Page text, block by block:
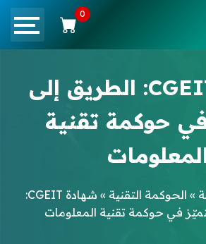
0
شهادة CGEIT: الطريق إلى
في حوكمة تقنية
» الحوكمة التقنية »
شهادة CGEIT:
في حوكمة تقنية المعلومات